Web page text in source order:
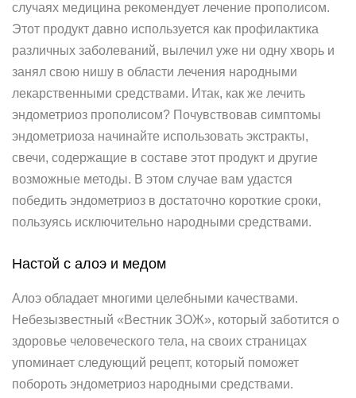
случаях медицина рекомендует лечение прополисом.
Этот продукт давно используется как профилактика
различных заболеваний, вылечил уже ни одну хворь и
занял свою нишу в области лечения народными
лекарственными средствами. Итак, как же лечить
эндометриоз прополисом? Почувствовав симптомы
эндометриоза начинайте использовать экстракты,
свечи, содержащие в составе этот продукт и другие
возможные методы. В этом случае вам удастся
победить эндометриоз в достаточно короткие сроки,
пользуясь исключительно народными средствами.
Настой с алоэ и медом
Алоэ обладает многими целебными качествами.
Небезызвестный «Вестник ЗОЖ», который заботится о
здоровье человеческого тела, на своих страницах
упоминает следующий рецепт, который поможет
побороть эндометриоз народными средствами.